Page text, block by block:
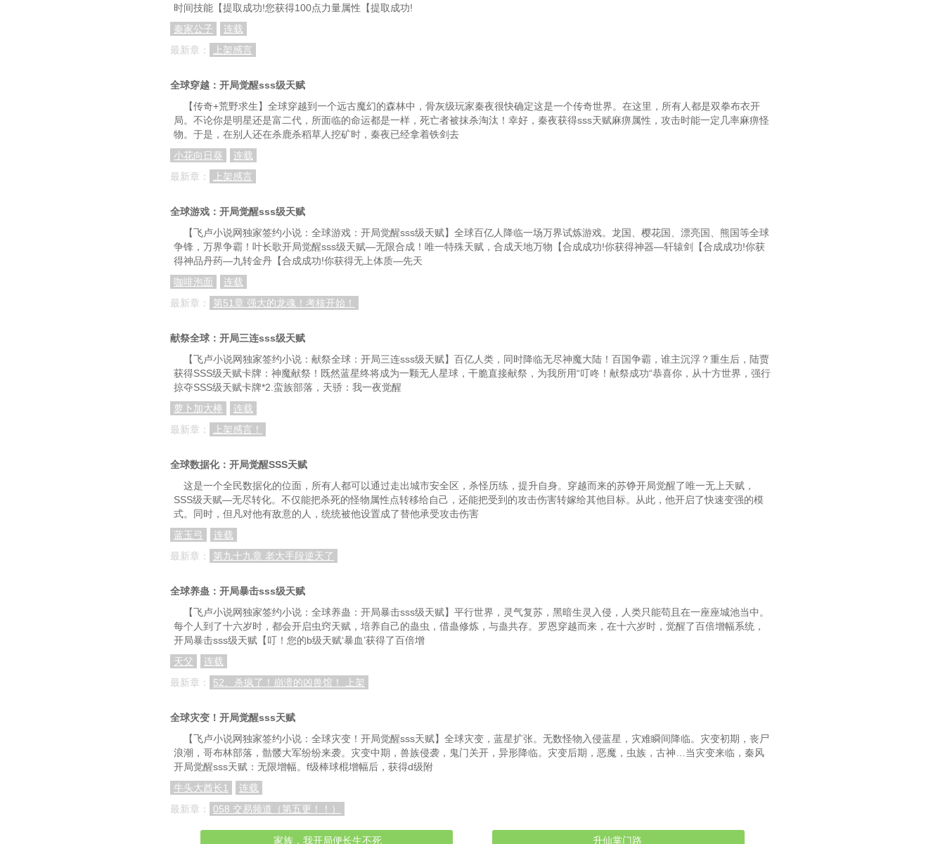
第七十三章 办事情
第八十二章 雷利，死！ 第八十三章 军方的行动 第八十四章 “诚实守信”
第八十八章 电磁火箭炮！
第九十七章 新革命军 第九十八章 接下来的目标
时间技能【提取成功!您获得100点力量属性【提取成功!
秦家公子
连载
最新章：
上架感言
全球穿越：开局觉醒sss级天赋
【传奇+荒野求生】全球穿越到一个远古魔幻的森林中，骨灰级玩家秦夜很快确定这是一个传奇世界。在这里，所有人都是双拳布衣开
局。不论你是明星还是富二代，所面临的命运都是一样，死亡者被抹杀淘汰！幸好，秦夜获得sss天赋麻痹属性，攻击时能一定几率麻痹怪
物。于是，在别人还在杀鹿杀稻草人挖矿时，秦夜已经拿着铁剑去
小花向日葵
连载
最新章：
上架感言
全球游戏：开局觉醒sss级天赋
【飞卢小说网独家签约小说：全球游戏：开局觉醒sss级天赋】全球百亿人降临一场万界试炼游戏。龙国、樱花国、漂亮国、熊国等全球
争锋，万界争霸！叶长歌开局觉醒sss级天赋—无限合成！唯一特殊天赋，合成天地万物【合成成功!你获得神器—轩辕剑【合成成功!你获
得神品丹药—九转金丹【合成成功!你获得无上体质—先天
咖啡泡面
连载
最新章：
第51章 强大的龙魂！考核开始！
献祭全球：开局三连sss级天赋
【飞卢小说网独家签约小说：献祭全球：开局三连sss级天赋】百亿人类，同时降临无尽神魔大陆！百国争霸，谁主沉浮？重生后，陆贾
获得SSS级天赋卡牌：神魔献祭！既然蓝星终将成为一颗无人星球，干脆直接献祭，为我所用“叮咚！献祭成功“恭喜你，从十方世界，强行
掠夺SSS级天赋卡牌*2.蛮族部落，天骄：我一夜觉醒
萝卜加大棒
连载
最新章：
上架感言！
全球数据化：开局觉醒SSS天赋
这是一个全民数据化的位面，所有人都可以通过走出城市安全区，杀怪历练，提升自身。穿越而来的苏铮开局觉醒了唯一无上天赋，
SSS级天赋—无尽转化。不仅能把杀死的怪物属性点转移给自己，还能把受到的攻击伤害转嫁给其他目标。从此，他开启了快速变强的模
式。同时，但凡对他有敌意的人，统统被他设置成了替他承受攻击伤害
蓝玉弓
连载
最新章：
第九十九章 老大手段逆天了
全球养蛊：开局暴击sss级天赋
【飞卢小说网独家签约小说：全球养蛊：开局暴击sss级天赋】平行世界，灵气复苏，黑暗生灵入侵，人类只能苟且在一座座城池当中。
每个人到了十六岁时，都会开启虫窍天赋，培养自己的蛊虫，借蛊修炼，与蛊共存。罗恩穿越而来，在十六岁时，觉醒了百倍增幅系统，
开局暴击sss级天赋【叮！您的b级天赋‘暴血’获得了百倍增
天父
连载
最新章：
52、杀疯了！崩溃的凶兽馆！ 上架
全球灾变！开局觉醒sss天赋
【飞卢小说网独家签约小说：全球灾变！开局觉醒sss天赋】全球灾变，蓝星扩张。无数怪物入侵蓝星，灾难瞬间降临。灾变初期，丧尸
浪潮，哥布林部落，骷髅大军纷纷来袭。灾变中期，兽族侵袭，鬼门关开，异形降临。灾变后期，恶魔，虫族，古神…当灾变来临，秦风
开局觉醒sss天赋：无限增幅。f级棒球棍增幅后，获得d级附
牛头大酋长1
连载
最新章：
058 交易频道（第五更！！）
家族，我开局便长生不死 升仙掌门路